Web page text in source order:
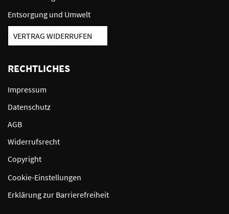
Entsorgung und Umwelt
VERTRAG WIDERRUFEN
RECHTLICHES
Impressum
Datenschutz
AGB
Widerrufsrecht
Copyright
Cookie-Einstellungen
Erklärung zur Barrierefreiheit